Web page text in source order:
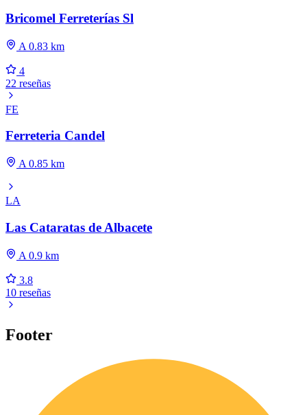
Bricomel Ferreterías Sl
A 0.83 km
4
22 reseñas
FE
Ferreteria Candel
A 0.85 km
LA
Las Cataratas de Albacete
A 0.9 km
3.8
10 reseñas
Footer